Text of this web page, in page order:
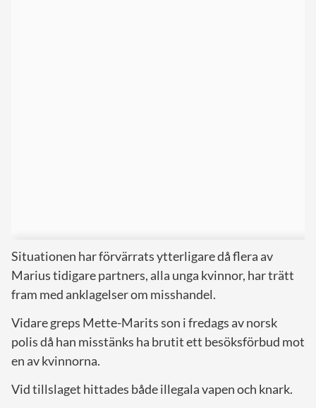
Situationen har förvärrats ytterligare då flera av
Marius tidigare partners, alla unga kvinnor, har trätt
fram med anklagelser om misshandel.
Vidare greps Mette-Marits son i fredags av norsk
polis då han misstänks ha brutit ett besöksförbud mot
en av kvinnorna.
Vid tillslaget hittades både illegala vapen och knark.